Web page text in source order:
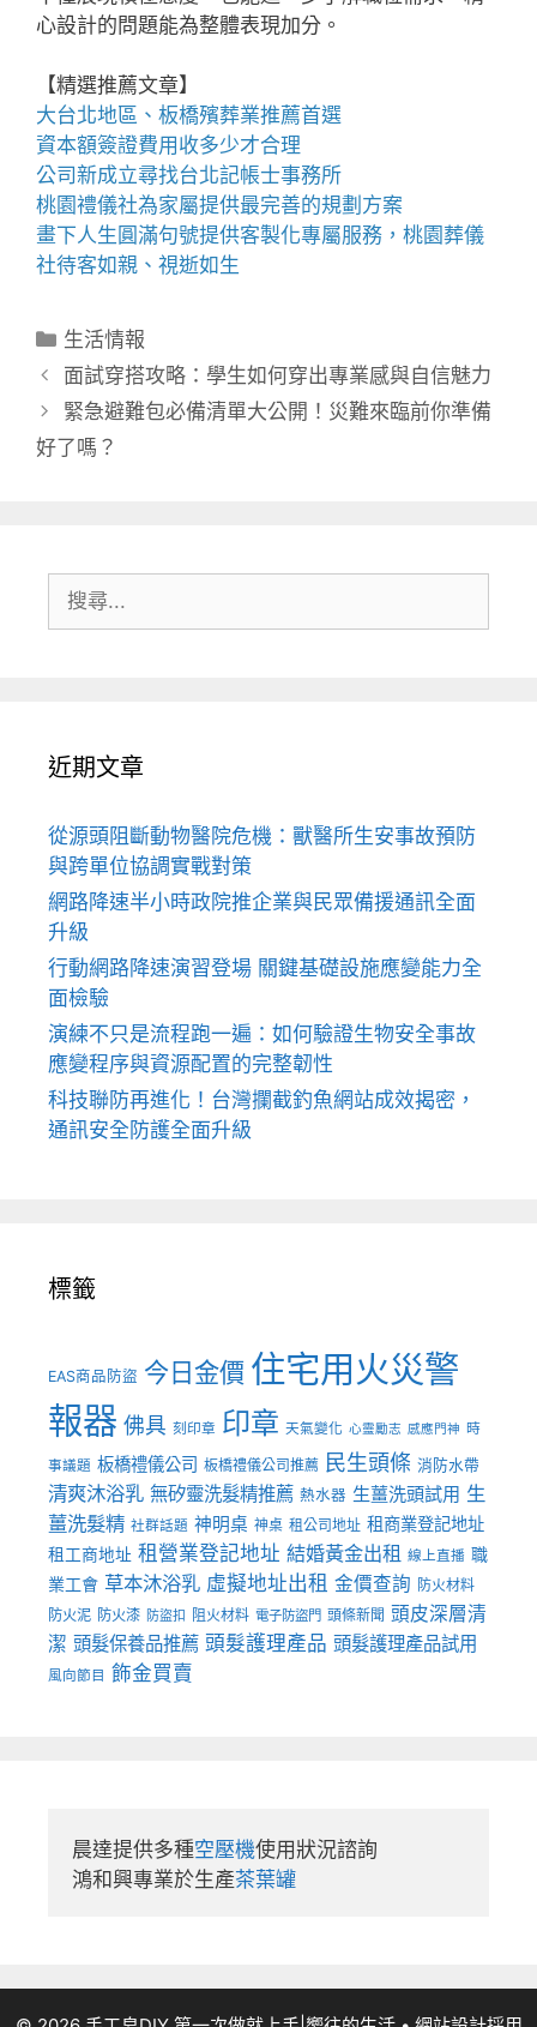
心設計的問題能為整體表現加分。
【精選推薦文章】
大台北地區、 板橋殯葬業推薦首選
資本額簽證費用 收多少才合理
公司新成立尋找台北記帳士事務所
桃園禮儀社為家屬提供最完善的規劃方案
畫下人生圓滿句號提供客製化專屬服務， 桃園葬儀
社待客如親、視逝如生
分
類
生活情報
面試穿搭攻略：學生如何穿出專業感與自信魅力
緊急避難包必備清單大公開！災難來臨前你準備
好了嗎？
尋:
近期文章
從源頭阻斷動物醫院危機：獸醫所生安事故預防
與跨單位協調實戰對策
網路降速半小時政院推企業與民眾備援通訊全面
升級
行動網路降速演習登場 關鍵基礎設施應變能力全
面檢驗
演練不只是流程跑一遍：如何驗證生物安全事故
應變程序與資源配置的完整韌性
科技聯防再進化！台灣攔截釣魚網站成效揭密，
通訊安全防護全面升級
標籤
EAS商品防盜 今日金價 住宅用火災警
報器 佛具 刻印章 印章 天氣變化 心靈勵志 感應門神 時
事議題 板橋禮儀公司 板橋禮儀公司推薦 民生頭條 消防水帶
清爽沐浴乳 無矽靈洗髮精推薦 熱水器 生薑洗頭試用 生
薑洗髮精 社群話題 神明桌 神桌 租公司地址 租商業登記地址
租工商地址 租營業登記地址 結婚黃金出租 線上直播 職
業工會 草本沐浴乳 虛擬地址出租 金價查詢 防火材料
防火泥 防火漆 防盜扣 阻火材料 電子防盜門 頭條新聞 頭皮深層清
潔 頭髮保養品推薦 頭髮護理產品 頭髮護理產品試用
風向節目 飾金買賣
晨達提供多種空壓機使用狀況諮詢
鴻和興專業於生產茶葉罐